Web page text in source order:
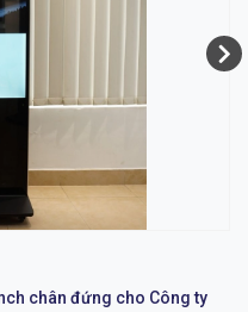
chân đứng cho Công ty